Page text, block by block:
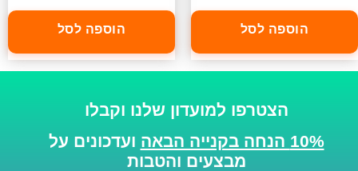
הוספה לסל הוספה לסל
הצטרפו למועדון שלנו וקבלו
10% הנחה בקנייה הבאה
ועדכונים על
מבצעים והטבות